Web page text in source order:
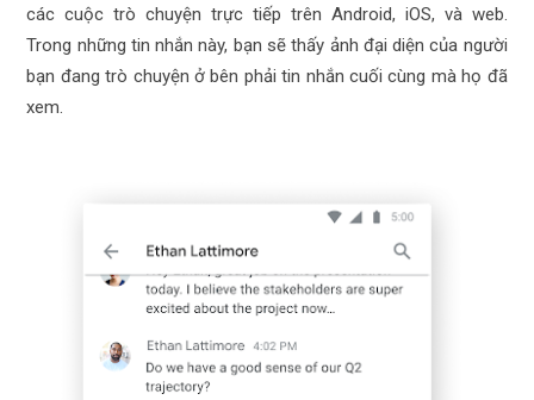
các cuộc trò chuyện trực tiếp trên Android, iOS, và web.
Trong những tin nhắn này, bạn sẽ thấy ảnh đại diện của người
bạn đang trò chuyện ở bên phải tin nhắn cuối cùng mà họ đã
xem.